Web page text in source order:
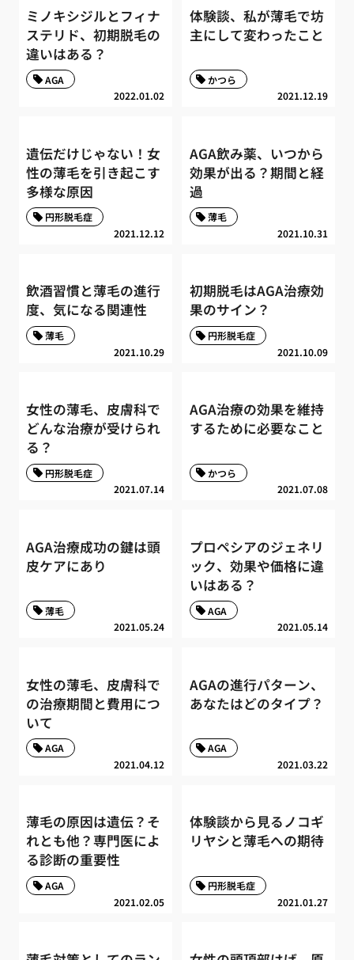
ミノキシジルとフィナ
ステリド、初期脱毛の
違いはある？
2022.01.02
AGA
体験談、私が薄毛で坊
主にして変わったこと
2021.12.19
かつら
遺伝だけじゃない！女
性の薄毛を引き起こす
多様な原因
2021.12.12
円形脱毛症
AGA飲み薬、いつから
効果が出る？期間と経
過
2021.10.31
薄毛
飲酒習慣と薄毛の進行
度、気になる関連性
2021.10.29
薄毛
初期脱毛はAGA治療効
果のサイン？
2021.10.09
円形脱毛症
女性の薄毛、皮膚科で
どんな治療が受けられ
る？
2021.07.14
円形脱毛症
AGA治療の効果を維持
するために必要なこと
2021.07.08
かつら
AGA治療成功の鍵は頭
皮ケアにあり
2021.05.24
薄毛
プロペシアのジェネリ
ック、効果や価格に違
いはある？
2021.05.14
AGA
女性の薄毛、皮膚科で
の治療期間と費用につ
いて
2021.04.12
AGA
AGAの進行パターン、
あなたはどのタイプ？
2021.03.22
AGA
薄毛の原因は遺伝？そ
れとも他？専門医によ
る診断の重要性
2021.02.05
AGA
体験談から見るノコギ
リヤシと薄毛への期待
2021.01.27
円形脱毛症